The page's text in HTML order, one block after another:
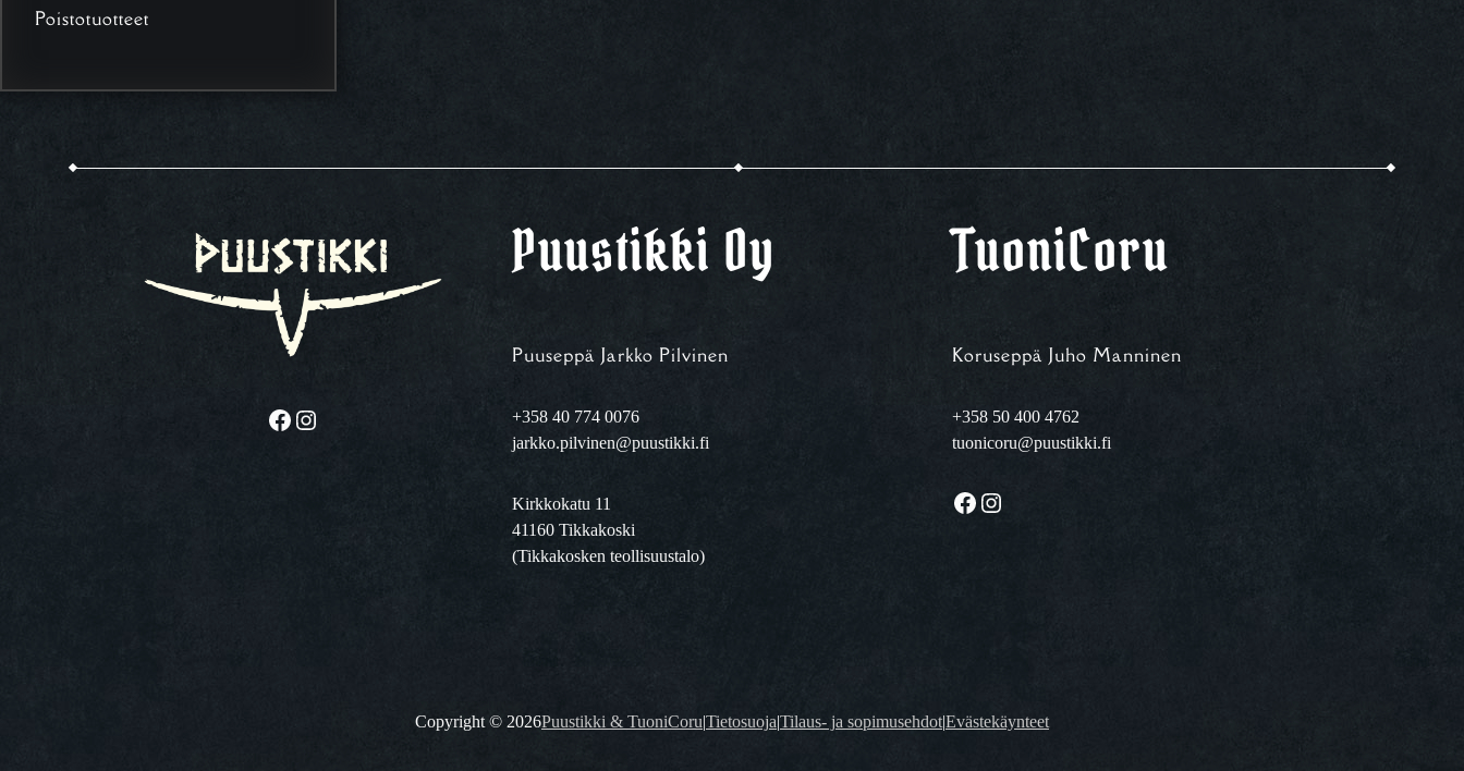
Poistotuotteet
Facebook Instagram
Puustikki Oy
Puuseppä Jarkko Pilvinen
+358 40 774 0076
jarkko.pilvinen@puustikki.fi
Kirkkokatu 11
41160 Tikkakoski
(Tikkakosken teollisuustalo)
TuoniCoru
Koruseppä Juho Manninen
+358 50 400 4762
tuonicoru@puustikki.fi
Facebook Instagram
Copyright © 2026Puustikki & TuoniCoru|Tietosuoja|Tilaus- ja sopimusehdot|Evästekäynteet